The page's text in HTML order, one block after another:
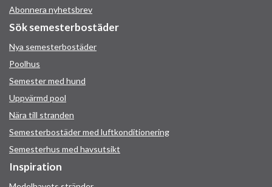
Abonnera nyhetsbrev
Sök semesterbostäder
Nya semesterbostäder
Poolhus
Semester med hund
Uppvärmd pool
Nära till stranden
Semesterbostäder med luftkonditionering
Semesterhus med havsutsikt
Inspiration